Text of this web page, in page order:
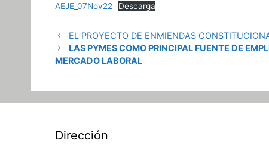
AEJE_07Nov22 Descarga
EL PROYECTO DE ENMIENDAS
LAS PYMES COMO PRINCIPAL FUENTE DE
MERCADO LABORAL
Dirección